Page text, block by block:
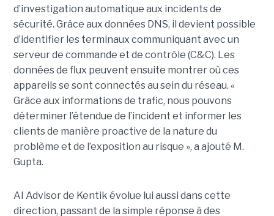
d’investigation automatique aux incidents de
sécurité. Grâce aux données DNS, il devient possible
d’identifier les terminaux communiquant avec un
serveur de commande et de contrôle (C&C). Les
données de flux peuvent ensuite montrer où ces
appareils se sont connectés au sein du réseau. «
Grâce aux informations de trafic, nous pouvons
déterminer l’étendue de l’incident et informer les
clients de manière proactive de la nature du
problème et de l’exposition au risque », a ajouté M.
Gupta.
AI Advisor de Kentik évolue lui aussi dans cette
direction, passant de la simple réponse à des